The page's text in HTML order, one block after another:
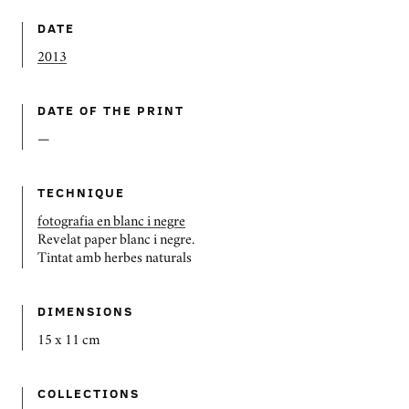
DATE
2013
DATE OF THE PRINT
—
TECHNIQUE
fotografia en blanc i negre
Revelat paper blanc i negre.
Tintat amb herbes naturals
DIMENSIONS
15 x 11 cm
COLLECTIONS